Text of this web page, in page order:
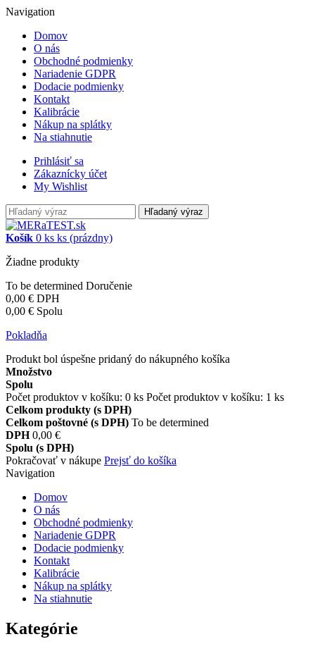
Navigation
Domov
O nás
Obchodné podmienky
Nariadenie GDPR
Dodacie podmienky
Kontakt
Kalibrácie
Nákup na splátky
Na stiahnutie
Prihlásiť sa
Zákaznícky účet
My Wishlist
Hľadaný výraz
Košík 0 ks ks (prázdny)
Žiadne produkty
To be determined Doručenie
0,00 € DPH
0,00 € Spolu
Pokladňa
Produkt bol úspešne pridaný do nákupného košíka
Množstvo
Spolu
Počet produktov v košíku: 0 ks Počet produktov v košíku: 1 ks
Celkom produkty (s DPH)
Celkom poštovné (s DPH) To be determined
DPH 0,00 €
Spolu (s DPH)
Pokračovať v nákupe Prejsť do košíka
Navigation
Domov
O nás
Obchodné podmienky
Nariadenie GDPR
Dodacie podmienky
Kontakt
Kalibrácie
Nákup na splátky
Na stiahnutie
Kategórie